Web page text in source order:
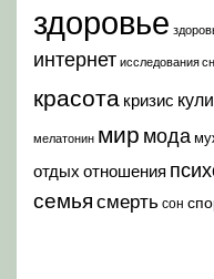
здоровье
интернет исследования
красота кризис
мелатонин мир мода
отдых отношения
семья смерть сон